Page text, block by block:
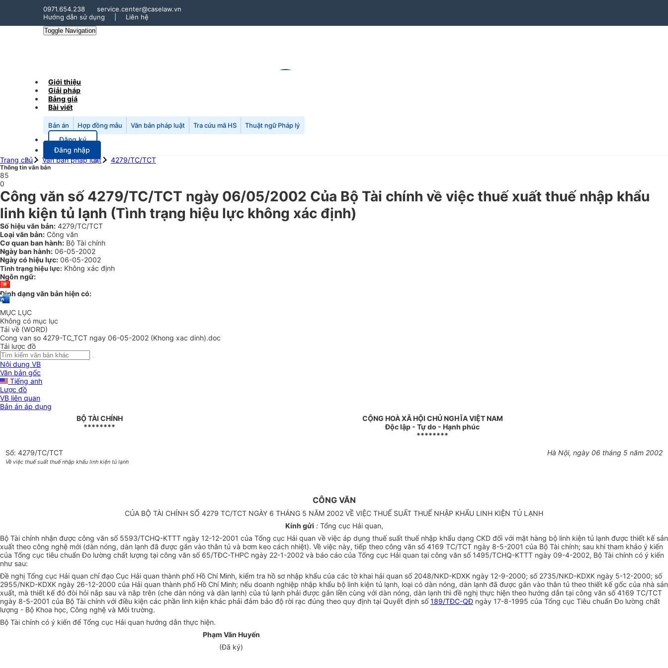
0971.654.238
service.center@caselaw.vn
Hướng dẫn sử dụng
Liên hệ
Toggle Navigation
Giới thiệu
Giải pháp
Bảng giá
Bài viết
Bản án Hợp đồng mẫu Văn bản pháp luật Tra cứu mã HS Thuật ngữ Pháp lý
Đăng ký
Đăng nhập
Trang chủ
Văn bản pháp luật 4279/TC/TCT
Thông tin văn bản
85
0
Công văn số 4279/TC/TCT ngày 06/05/2002 Của Bộ Tài chính về việc thuế xuất thuế nhập khẩu
linh kiện tủ lạnh (Tình trạng hiệu lực không xác định)
Số hiệu văn bản: 4279/TC/TCT
Loại văn bản: Công văn
Cơ quan ban hành: Bộ Tài chính
Ngày ban hành: 06-05-2002
Ngày có hiệu lực: 06-05-2002
Tình trạng hiệu lực: Không xác định
Ngôn ngữ:
Định dạng văn bản hiện có:
MỤC LỤC
Không có mục lục
Tải về (WORD)
Cong van so 4279-TC_TCT ngay 06-05-2002 (Khong xac dinh).doc
Tải lược đồ
Nội dung VB
Văn bản gốc
Tiếng anh
Lược đồ
VB liên quan
Bản án áp dụng
BỘ TÀI CHÍNH
********
CỘNG HOÀ XÃ HỘI CHỦ NGHĨA VIỆT NAM
Độc lập - Tự do - Hạnh phúc
********
Số: 4279/TC/TCT
Về việc thuế suất thuế nhập khẩu linh kiện tủ lạnh
Hà Nội, ngày 06 tháng 5 năm 2002
CÔNG VĂN
CỦA BỘ TÀI CHÍNH SỐ 4279 TC/TCT NGÀY 6 THÁNG 5 NĂM 2002 VỀ VIỆC THUẾ SUẤT THUẾ NHẬP KHẨU LINH KIỆN TỦ LẠNH
Kính gửi : Tổng cục Hải quan,
Bộ Tài chính nhận được công văn số 5593/TCHQ-KTTT ngày 12-12-2001 của Tổng cục Hải quan về việc áp dụng thuế suất thuế nhập khẩu dạng CKD đối với mặt hàng bộ linh kiện tủ lạnh được thiết kế sản
xuất theo công nghệ mới (dàn nóng, dàn lạnh đã được gắn vào thân tủ và bơm keo cách nhiệt). Về việc này, tiếp theo công văn số 4169 TC/TCT ngày 8-5-2001 của Bộ Tài chính; sau khi tham khảo ý kiến
của Tổng cục tiêu chuẩn Đo lường chất lượng tại công văn số 65/TĐC-THPC ngày 22-1-2002 và báo cáo của Tổng cục Hải quan tại công văn số 1495/TCHQ-KTTT ngày 09-4-2002, Bộ Tài chính có ý kiến
như sau:
Đề nghị Tổng cục Hải quan chỉ đạo Cục Hải quan thành phố Hồ Chí Minh, kiểm tra hồ sơ nhập khẩu của các tờ khai hải quan số 2048/NKD-KDXK ngày 12-9-2000; số 2735/NKD-KDXK ngày 5-12-2000; số
2955/NKD-KDXK ngày 26-12-2000 của Hải quan thành phố Hồ Chí Minh; nếu doanh nghiệp nhập khẩu bộ linh kiện tủ lạnh, loại có dàn nóng, dàn lạnh đã được gắn vào thân tủ theo thiết kế gốc của nhà sản
xuất, mà thiết kế đó đòi hỏi nắp sau và nắp trên (che dàn nóng và dàn lạnh) của tủ lạnh phải được gắn liền cùng với dàn nóng, dàn lạnh thì đề nghị thực hiện theo hướng dẫn tại công văn số 4169 TC/TCT
ngày 8-5-2001 của Bộ Tài chính với điều kiện các phần linh kiện khác phải đảm bảo độ rời rạc đúng theo quy định tại Quyết định số189/TĐC-QĐ ngày 17-8-1995 của Tổng cục Tiêu chuẩn Đo lường chất
lượng - Bộ Khoa học, Công nghệ và Môi trường.
Bộ Tài chính có ý kiến để Tổng cục Hải quan hướng dẫn thực hiện.
Phạm Văn Huyến
(Đã ký)